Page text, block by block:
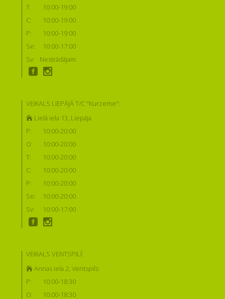
T:
10:00-19:00
C:
10:00-19:00
P:
10:00-19:00
Se:
10:00-17:00
Sv:
Nestrādājam
VEIKALS LIEPĀJĀ T/C "Kurzeme":
Lielā iela 13, Liepāja
P:
10:00-20:00
O:
10:00-20:00
T:
10:00-20:00
C:
10:00-20:00
P:
10:00-20:00
Se:
10:00-20:00
Sv:
10:00-17:00
VEIKALS VENTSPILĪ:
Annas iela 2, Ventspils
P:
10:00-18:30
O:
10:00-18:30